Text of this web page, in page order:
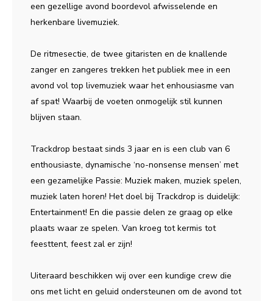
een gezellige avond boordevol afwisselende en
herkenbare livemuziek.
De ritmesectie, de twee gitaristen en de knallende
zanger en zangeres trekken het publiek mee in een
avond vol top livemuziek waar het enhousiasme van
af spat! Waarbij de voeten onmogelijk stil kunnen
blijven staan.
Trackdrop bestaat sinds 3 jaar en is een club van 6
enthousiaste, dynamische ‘no-nonsense mensen’ met
een gezamelijke Passie: Muziek maken, muziek spelen,
muziek laten horen! Het doel bij Trackdrop is duidelijk:
Entertainment! En die passie delen ze graag op elke
plaats waar ze spelen. Van kroeg tot kermis tot
feesttent, feest zal er zijn!
Uiteraard beschikken wij over een kundige crew die
ons met licht en geluid ondersteunen om de avond tot